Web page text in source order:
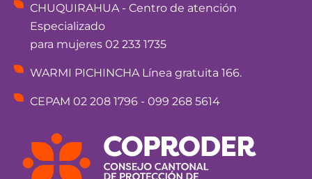
CHUQUIRAHUA - Centro de atención
Especializado
para mujeres 02 233 1735
WARMI PICHINCHA Línea gratuita 166.
CEPAM 02 208 1796 - 099 268 5614